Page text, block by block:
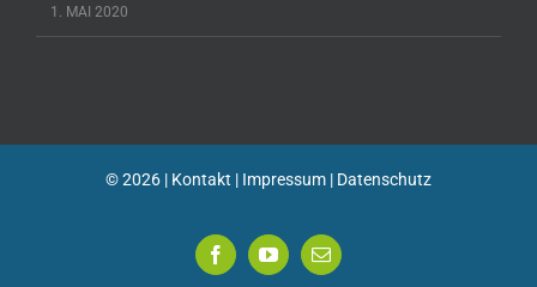
1. MAI 2020
©2026 | Kontakt | Impressum | Datenschutz
FacebookYouTube
E-
Mail